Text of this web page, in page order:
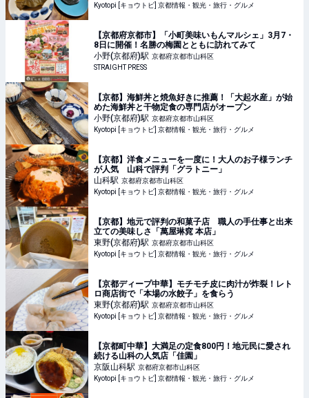
Kyotopi [キョウトピ] 京都情報・観光・旅行・グルメ
【京都府京都市】「小町美味いもんマルシェ」3月7・
8日に開催！名勝の梅園とともに訪れてみて
小野(京都府)駅 京都府京都市山科区
STRAIGHT PRESS
【京都】海鮮丼と焼魚好きに推薦！「大起水産」が始
めた海鮮丼と干物定食の専門店がオープン
小野(京都府)駅 京都府京都市山科区
Kyotopi [キョウトピ] 京都情報・観光・旅行・グルメ
【京都】洋食メニューを一度に！大人のお子様ランチ
が人気 山科で評判「グラトニー」
山科駅 京都府京都市山科区
Kyotopi [キョウトピ] 京都情報・観光・旅行・グルメ
【京都】地元で評判の和菓子店 職人の手仕事と出来
立ての美味しさ「萬屋琳窕 本店」
東野(京都府)駅 京都府京都市山科区
Kyotopi [キョウトピ] 京都情報・観光・旅行・グルメ
【京都ディープ中華】モチモチ皮に肉汁が炸裂！レト
ロ商店街で「本場の水餃子」を食らう
東野(京都府)駅 京都府京都市山科区
Kyotopi [キョウトピ] 京都情報・観光・旅行・グルメ
【京都町中華】大満足の定食800円！地元民に愛され
続ける山科の人気店「佳園」
京阪山科駅 京都府京都市山科区
Kyotopi [キョウトピ] 京都情報・観光・旅行・グルメ